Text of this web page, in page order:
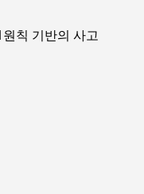
칙 기반의 사고